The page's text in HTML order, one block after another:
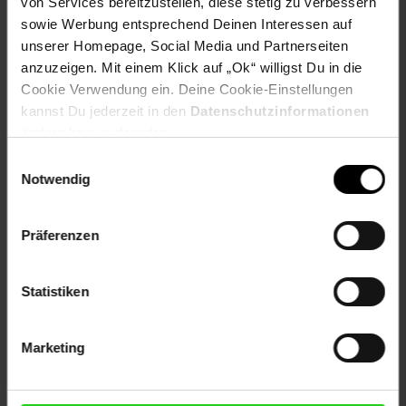
sowie Werbung entsprechend Deinen Interessen auf
unserer Homepage, Social Media und Partnerseiten
anzuzeigen. Mit einem Klick auf „Ok“ willigst Du in die
Cookie Verwendung ein. Deine Cookie-Einstellungen
kannst Du jederzeit in den Datenschutzinformationen
Notwendig
Präferenzen
Statistiken
Marketing
Höhe Armlehnen: 66 - 76 cm
Pflegehinweis:
Zur Reinigung empfehlen wir, Seifenlaufe, Wasser und ein
weiches Tuch zu verwenden. Oberflächen nur mit
geeignetem Aufsatz absaugen
Artikelnummer: 2357898000
EAN: 4251756446703